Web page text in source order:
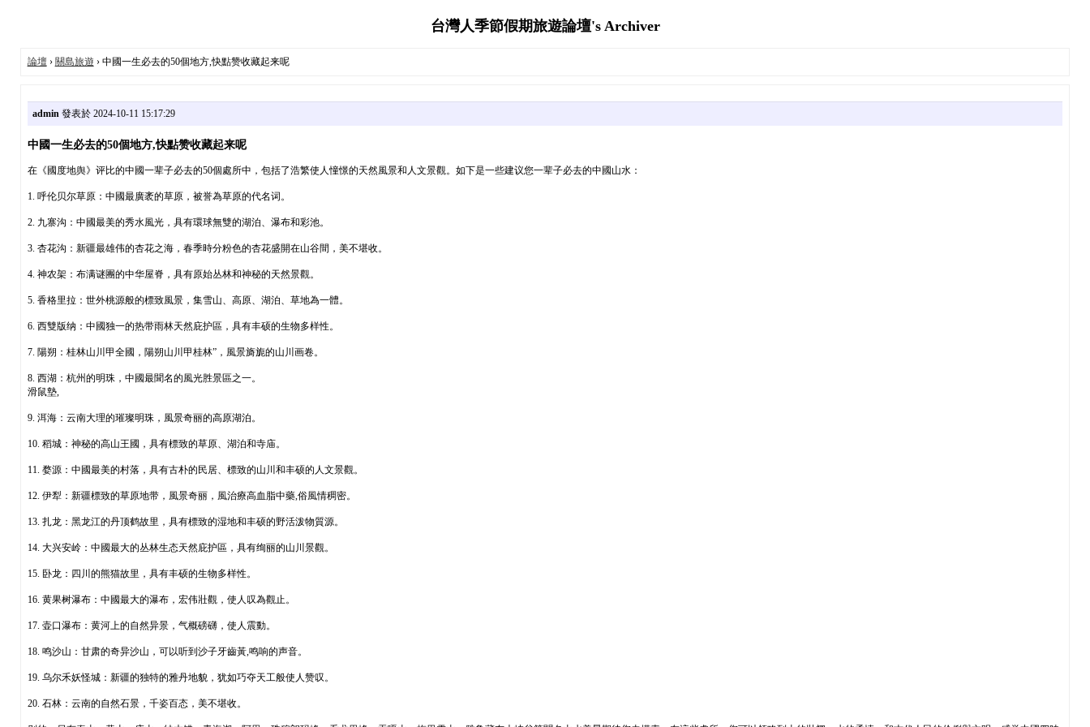
台灣人季節假期旅遊論壇's Archiver
論壇› 關島旅遊› 中國一生必去的50個地方,快點赞收藏起来呢
admin發表於 2024-10-11 15:17:29
中國一生必去的50個地方,快點赞收藏起来呢
在《國度地舆》评比的中國一辈子必去的50個處所中，包括了浩繁使人憧憬的天然風景和人文景觀。如下是一些建议您一辈子必去的中國山水：
1. 呼伦贝尔草原：中國最廣袤的草原，被誉為草原的代名词。
2. 九寨沟：中國最美的秀水風光，具有環球無雙的湖泊、瀑布和彩池。
3. 杏花沟：新疆最雄伟的杏花之海，春季時分粉色的杏花盛開在山谷間，美不堪收。
4. 神农架：布满谜團的中华屋脊，具有原始丛林和神秘的天然景觀。
5. 香格里拉：世外桃源般的標致風景，集雪山、高原、湖泊、草地為一體。
6. 西雙版纳：中國独一的热带雨林天然庇护區，具有丰硕的生物多样性。
7. 陽朔：桂林山川甲全國，陽朔山川甲桂林”，風景旖旎的山川画卷。
8. 西湖：杭州的明珠，中國最聞名的風光胜景區之一。
滑鼠墊,
9. 洱海：云南大理的璀璨明珠，風景奇丽的高原湖泊。
10. 稻城：神秘的高山王國，具有標致的草原、湖泊和寺庙。
11. 婺源：中國最美的村落，具有古朴的民居、標致的山川和丰硕的人文景觀。
12. 伊犁：新疆標致的草原地带，風景奇丽，風治療高血脂中藥,俗風情稠密。
13. 扎龙：黑龙江的丹顶鹤故里，具有標致的湿地和丰硕的野活泼物質源。
14. 大兴安岭：中國最大的丛林生态天然庇护區，具有绚丽的山川景觀。
15. 卧龙：四川的熊猫故里，具有丰硕的生物多样性。
16. 黄果树瀑布：中國最大的瀑布，宏伟壯觀，使人叹為觀止。
17. 壶口瀑布：黄河上的自然异景，气概磅礴，使人震動。
18. 鸣沙山：甘肃的奇异沙山，可以听到沙子牙齒黃,鸣响的声音。
19. 乌尔禾妖怪城：新疆的独特的雅丹地貌，犹如巧夺天工般使人赞叹。
20. 石林：云南的自然石景，千姿百态，美不堪收。